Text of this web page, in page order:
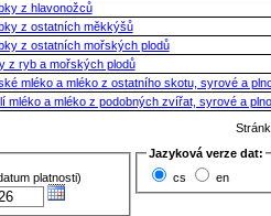
z hlavonožců
z ostatních měkkýšů
z ostatních mořských plodů
z ryb a mořských plodů
mléko a mléko z ostatního skotu, syrové a
mléko a mléko z podobných zvířat, syrové a
platnosti)
Jazyková verze dat:
cs
en